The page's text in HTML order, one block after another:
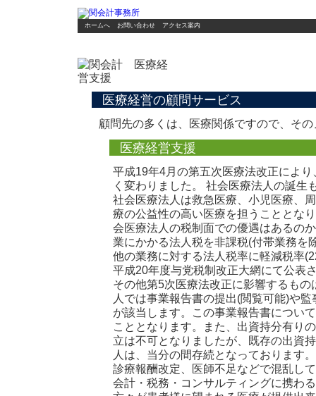
ホームへ お問い合わせ アクセス案内
医療経営の顧問サービス
顧問先の多くは、医療関係ですので、そ
医療経営支援
平成19年4月の第五次医療法改正によ
く変わりました。 社会医療法人の誕生
社会医療法人は救急医療、小児医療、
療の公益性の高い医療を担うこととな
会医療法人の税制面での優遇はあるの
業にかかる法人税を非課税(付帯業務を
他の業務に対する法人税率に軽減税率
平成20年度与党税制改正大網にて公表
その他第5次医療法改正に影響するもの
人では事業報告書の提出(閲覧可能)や
が該当します。この事業報告書につい
こととなります。また、出資持分有り
立は不可となりましたが、既存の出資
人は、当分の間存続となっております
診療報酬改定、医師不足などで混乱し
会計・税務・コンサルティングに携わ